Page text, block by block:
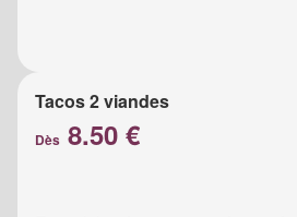
Tacos 2 viandes
Dès 8.50 €